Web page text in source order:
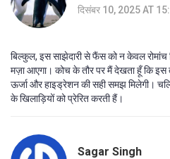
दिसंबर 10, 2025 AT
बिल्कुल, इस साझेदारी से फैंस को न केवल रोमांच
मज़ा आएगा। कोच के तौर पर मैं देखता हूँ कि
ऊर्जा और हाइड्रेशन की सही समझ मिलेगी।
के खिलाड़ियों को प्रेरित करती हैं।
Sagar Singh